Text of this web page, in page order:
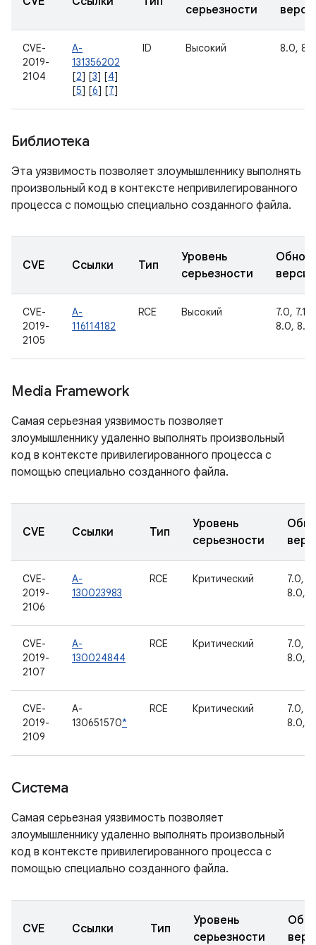
серьезности
CVE-
2019-
2104
A-
131356202
[2] [3] [4]
[5] [6] [7]
ID Высокий 8.0,
Библиотека
Эта уязвимость позволяет злоумышленнику выполнять
произвольный код в контексте непривилегированного
процесса с помощью специально созданного файла.
CVE Ссылки Тип
Уровень
серьезности
CVE-
2019-
2105
A-
116114182
RCE Высокий
7.0,
8.0, 8.1,
Media Framework
Самая серьезная уязвимость позволяет
злоумышленнику удаленно выполнять произвольный
код в контексте привилегированного процесса с
помощью специально созданного файла.
CVE Ссылки Тип
Уровень
серьезности
CVE-
2019-
2106
A-
130023983
RCE Критический
7.0,
8.0,
CVE-
2019-
2107
A-
130024844
RCE Критический
7.0,
8.0,
CVE-
2019-
2109
A-
130651570*
RCE Критический
7.0,
8.0,
Система
Самая серьезная уязвимость позволяет
злоумышленнику удаленно выполнять произвольный
код в контексте привилегированного процесса с
помощью специально созданного файла.
CVE Ссылки Тип
Уровень
серьезности